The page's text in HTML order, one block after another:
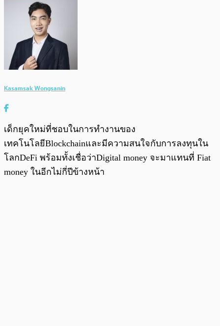
Kasamsak Wongsanin
เด็กยุคใหม่ที่ชอบในการทำงานของ
เทคโนโลยีBlockchainและมีความสนใจกับการลงทุนใน
โลกDeFi พร้อมทั้งเชื่อว่าDigital money จะมาแทนที่ Fiat
money ในอีกไม่กี่ปีข้างหน้า